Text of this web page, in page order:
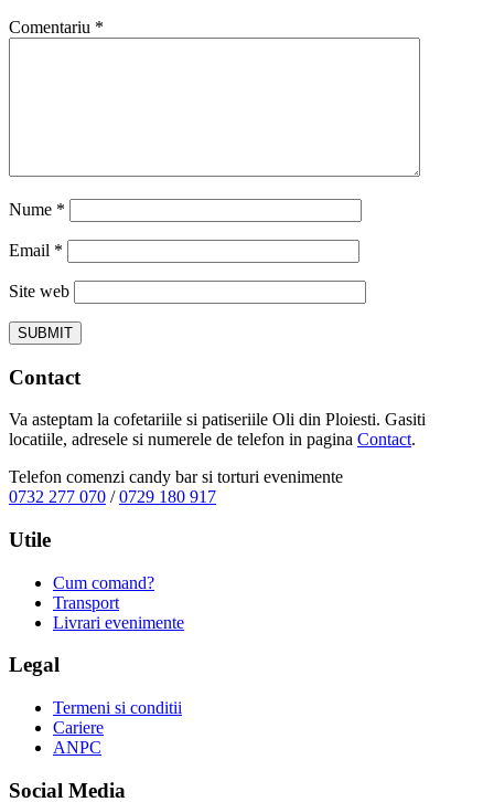
Comentariu *
Nume *
Email *
Site web
Contact
Va asteptam la cofetariile si patiseriile Oli din Ploiesti. Gasiti
locatiile, adresele si numerele de telefon in pagina Contact.
Telefon comenzi candy bar si torturi evenimente
0732 277 070 /0729 180 917
Utile
Cum comand?
Transport
Livrari evenimente
Legal
Termeni si conditii
Cariere
ANPC
Social Media